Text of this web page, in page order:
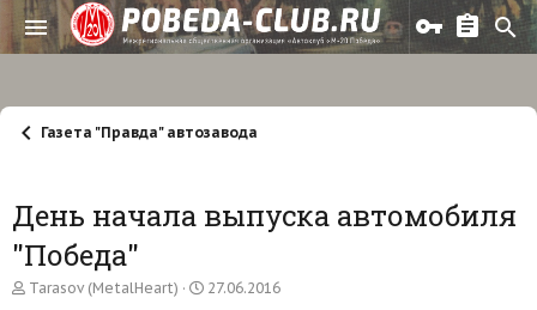
Газета "Правда" автозавода
День начала выпуска автомобиля
"Победа"
А
Tarasov (MetalHeart)
Д
27.06.2016